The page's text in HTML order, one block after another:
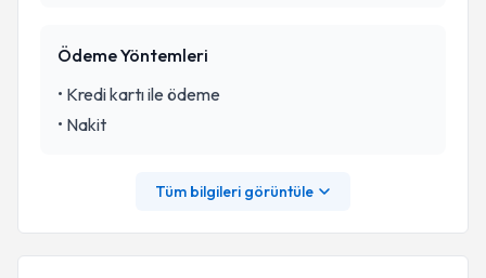
Ödeme Yöntemleri
• Kredi kartı ile ödeme
• Nakit
Tüm bilgileri görüntüle